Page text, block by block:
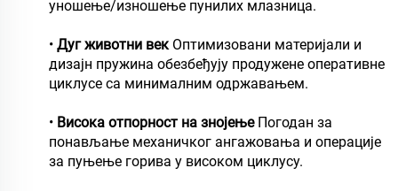
уношење/изношење пунилих млазница.
• Дуг животни век Оптимизовани материјали и
дизајн пружина обезбеђују продужене оперативне
циклусе са минималним одржавањем.
• Висока отпорност на знојење Погодан за
понављање механичког ангажовања и операције
за пуњење горива у високом циклусу.